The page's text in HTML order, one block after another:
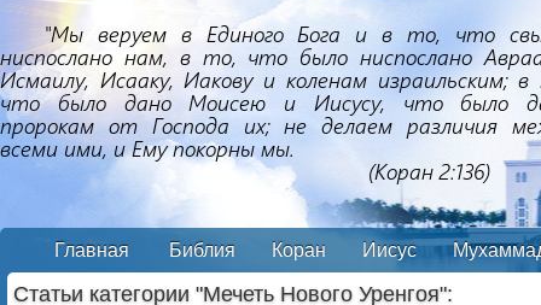
Главная Библия Коран Иисус
Статьи категории "Мечеть Нового Уренгоя":